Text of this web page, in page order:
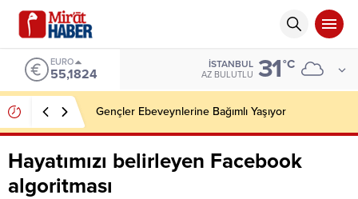
EURO
55,1824
İSTANBUL
AZ BULUTLU 31°C
Gençler Ebeveynlerine Bağımlı Yaşıyor
Hayatımızı belirleyen Facebook
algoritması